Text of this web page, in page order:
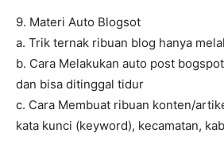
9. Materi Auto Blogsot
a. Trik ternak ribuan blog hanya
b. Cara Melakukan auto post
dan bisa ditinggal tidur
c. Cara Membuat ribuan konten/
kata kunci (keyword), kecamatan,